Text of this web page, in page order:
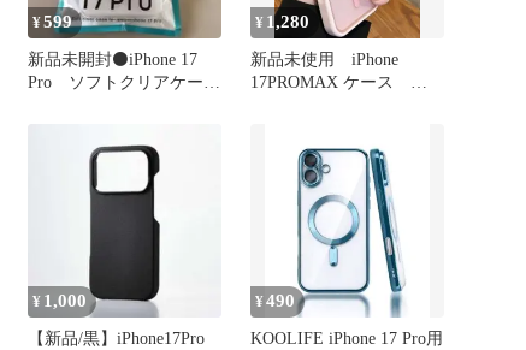
¥599
新品未開封⚫️iPhone 17
Pro ソフトクリアケー
¥ 1,280
新品未使用 iPhone
17PROMAX ケース 薄
¥ 1,000
【新品/黒】iPhone17Pro
¥490
KOOLIFE iPhone 17 Pro用